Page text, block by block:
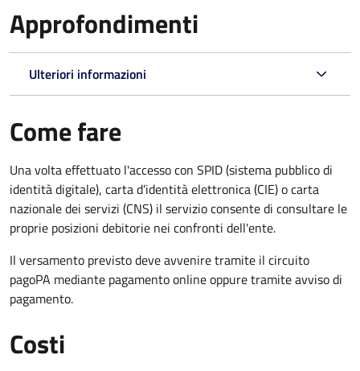
Approfondimenti
Ulteriori informazioni
Come fare
Una volta effettuato l'accesso con SPID (sistema pubblico di
identità digitale), carta d’identità elettronica (CIE) o carta
nazionale dei servizi (CNS) il servizio consente di consultare le
proprie posizioni debitorie nei confronti dell'ente.
Il versamento previsto deve avvenire tramite il circuito
pagoPA mediante pagamento online oppure tramite avviso di
pagamento.
Costi